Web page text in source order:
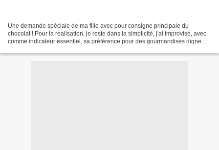
Une demande spéciale de ma fille avec pour consigne principale du
chocolat ! Pour la réalisation, je reste dans la simplicité, j'ai improvisé, avec
comme indicateur essentiel, sa préférence pour des gourmandises digne